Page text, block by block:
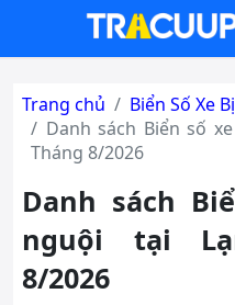
Trang chủ
Biển Số Xe
Danh sách Biển số
Tháng 8/2026
Danh sách
nguội tại
8/2026